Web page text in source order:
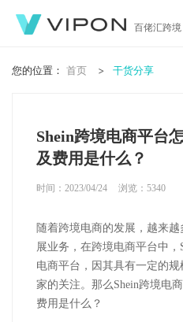
百佬汇跨境
您的位置： 首页 干货分享
Shein跨境电商平台
及费用是什么？
时间：2023/04/24 浏览： 5340
随着跨境电商的发展，越来
展业务，在跨境电商平台中
电商平台，因其具有一定的
家的关注。那么Shein跨境电
费用是什么？